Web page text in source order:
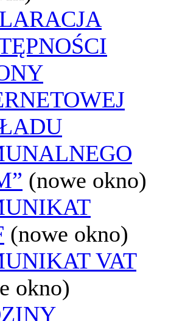
(nowe okno)
(nowe okno)
VAT
okno)